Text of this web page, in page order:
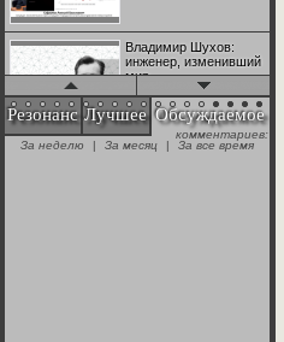
Владимир Шухов:
инженер, изменивший
мир
"Аркадий Коц" на
эгалите-фесте "Не
Резонанс Лучшее Обсуждаемое
комментариев:
За неделю
| За месяц | За все время